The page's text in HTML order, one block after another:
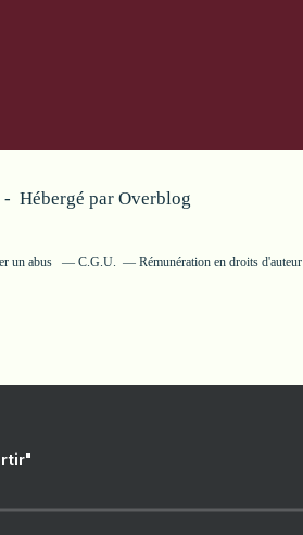
Hébergé par Overblog
un abus C.G.U. Rémunération en droits d'auteur